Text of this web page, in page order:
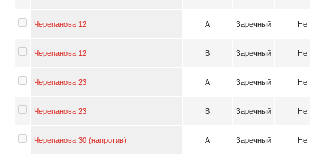
Черепанова 12 A Заречный
Черепанова 12 B Заречный
Черепанова 23 A Заречный
Черепанова 23 B Заречный
Черепанова 30 (напротив) A Заречный